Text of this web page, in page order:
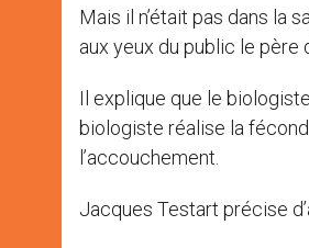
Mais il n’était pas dans la
aux yeux du public le père
Il explique que le
biologiste réalise la
l’accouchement.
Jacques Testart précise